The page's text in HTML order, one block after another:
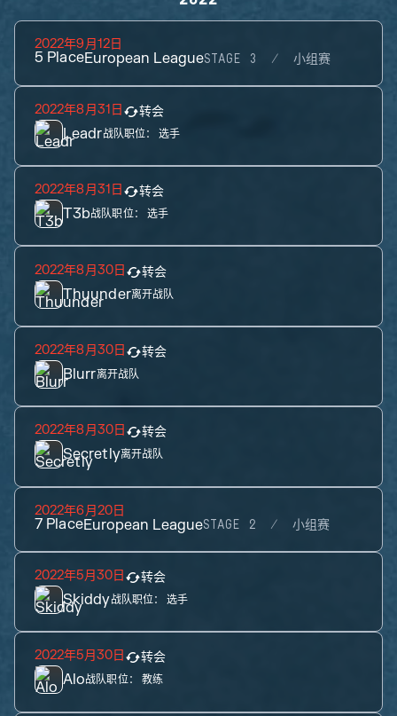
2022年9月12日
5 PlaceEuropean LeagueSTAGE 3 小组赛
2022年8月31日 转会
Leadr战队职位： 选手
2022年8月31日 转会
T3b战队职位： 选手
2022年8月30日 转会
Thuunder离开战队
2022年8月30日 转会
Blurr离开战队
2022年8月30日 转会
Secretly离开战队
2022年6月20日
7 PlaceEuropean LeagueSTAGE 2 小组赛
2022年5月30日 转会
Skiddy战队职位： 选手
2022年5月30日 转会
Alo战队职位： 教练